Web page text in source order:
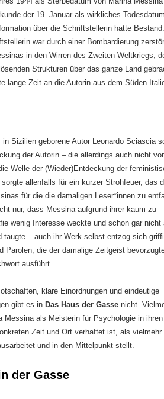
der 19. Januar als wirkliches
über die Schriftstellerin hatte
war durch einer Bombardierung
in den Wirren des Zweiten Weltkriegs,
Strukturen über das ganze Land
lange Zeit an die Autorin aus dem Süden
in Sizilien geborene Autor Leonardo Sciascia
der Autorin – die allerdings auch nicht
Welle der (Wieder)Entdeckung der
allenfalls für ein kurzer Strohfeuer, das
für die die damaligen Leser*innen zu
nur, dass Messina aufgrund ihrer kaum zu
wenig Interesse weckte und schon gar nicht
taugte – auch ihr Werk selbst entzog sich
Parolen, die der damalige Zeitgeist
ausführt.
klare Einordnungen und eindeutige
gibt es in Das Haus der Gasse nicht.
Messina als Meisterin für Psychologie in
Zeit und Ort verhaftet ist, als vielmehr
und in den Mittelpunkt stellt.
der Gasse